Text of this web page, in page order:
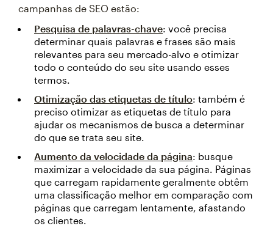
campanhas de SEO estão:
Pesquisa de palavras-chave: você precisa
determinar quais palavras e frases são mais
relevantes para seu mercado-alvo e otimizar
todo o conteúdo do seu site usando esses
termos.
Otimização das etiquetas de título: também é
preciso otimizar as etiquetas de título para
ajudar os mecanismos de busca a determinar
do que se trata seu site.
Aumento da velocidade da página: busque
maximizar a velocidade da sua página. Páginas
que carregam rapidamente geralmente obtêm
uma classificação melhor em comparação com
páginas que carregam lentamente, afastando
os clientes.